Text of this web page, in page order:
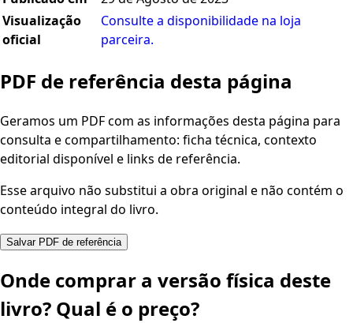
Visualização
oficial
Consulte a disponibilidade na loja
parceira.
PDF de referência desta página
Geramos um PDF com as informações desta página para
consulta e compartilhamento: ficha técnica, contexto
editorial disponível e links de referência.
Esse arquivo não substitui a obra original e não contém o
conteúdo integral do livro.
Salvar PDF de referência
Onde comprar a versão física deste
livro? Qual é o preço?